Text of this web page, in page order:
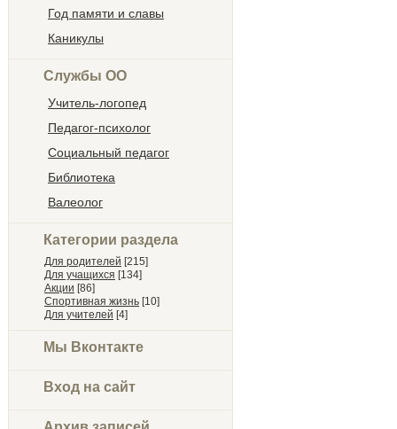
Год памяти и славы
Каникулы
Службы ОО
Учитель-логопед
Педагог-психолог
Социальный педагог
Библиотека
Валеолог
Категории раздела
Для родителей [215]
Для учащихся [134]
Акции [86]
Спортивная жизнь [10]
Для учителей [4]
Мы Вконтакте
Вход на сайт